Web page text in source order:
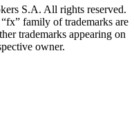
S.A. All rights reserved.
family of trademarks are
trademarks appearing on
owner.